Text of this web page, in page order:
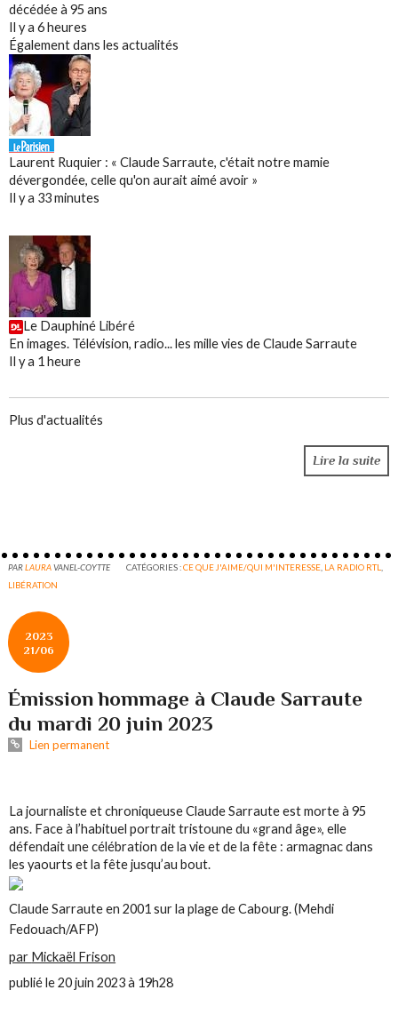
décédée à 95 ans
Il y a 6 heures
Également dans les actualités
Laurent Ruquier : « Claude Sarraute, c'était notre mamie
dévergondée, celle qu'on aurait aimé avoir »
Il y a 33 minutes
Le Dauphiné Libéré
En images. Télévision, radio... les mille vies de Claude Sarraute
Il y a 1 heure
Plus d'actualités
Lire la suite
PARLAURAVANEL-COYTTE CATÉGORIES :CE QUE J'AIME/QUI M'INTERESSE LA RADIO RTL
LIBÉRATION
2023
21/06
Émission hommage à Claude Sarraute
du mardi 20 juin 2023
Lien permanent
La journaliste et chroniqueuse Claude Sarraute est morte à 95
ans. Face à l’habituel portrait tristoune du «grand âge», elle
défendait une célébration de la vie et de la fête : armagnac dans
les yaourts et la fête jusqu’au bout.
Claude Sarraute en 2001 sur la plage de Cabourg. (Mehdi
Fedouach/AFP)
par Mickaël Frison
publié le 20 juin 2023 à 19h28